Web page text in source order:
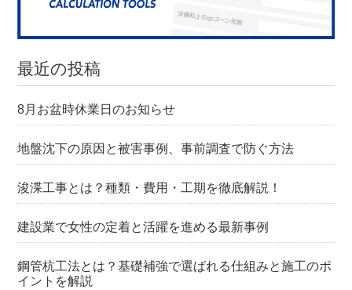
最近の投稿
8月お盆時休業日のお知らせ
地盤沈下の原因と被害事例、事前調査で防ぐ方法
浚渫工事とは？種類・費用・工期を徹底解説！
建設業で女性の定着と活躍を進める最新事例
鋼管杭工法とは？基礎補強で選ばれる仕組みと施工のポ
イントを解説